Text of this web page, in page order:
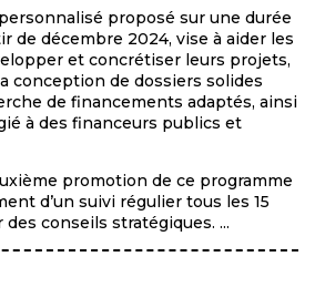
proposé sur une durée
de décembre 2024, vise à aider les
et concrétiser leurs projets,
conception de dossiers solides
de financements adaptés, ainsi
à des financeurs publics et
promotion de ce programme
d’un suivi régulier tous les 15
conseils stratégiques. ...